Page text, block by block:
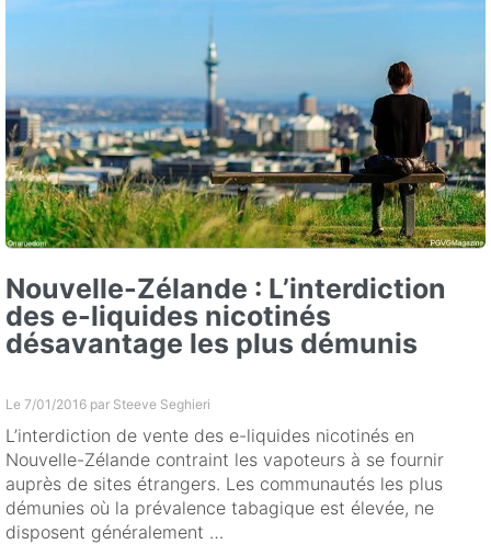
Nouvelle-Zélande : L’interdiction
des e-liquides nicotinés
désavantage les plus démunis
Le 7/01/2016 par Steeve Seghieri
L’interdiction de vente des e-liquides nicotinés en
Nouvelle-Zélande contraint les vapoteurs à se fournir
auprès de sites étrangers. Les communautés les plus
démunies où la prévalence tabagique est élevée, ne
disposent généralement …